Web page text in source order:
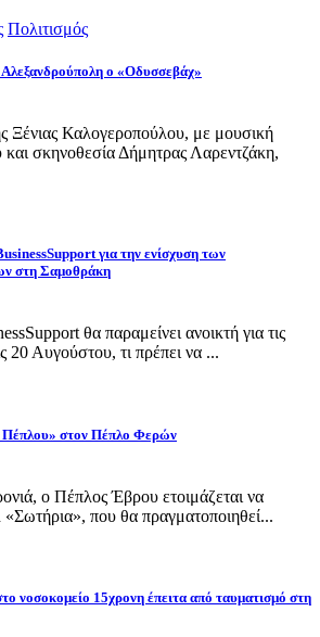
Πολιτισμός
ο «Οδυσσεβάχ»
Καλογεροπούλου, με μουσική
σκηνοθεσία Δήμητρας Λαρεντζάκη,
για την ενίσχυση των
στη Σαμοθράκη
θα παραμείνει ανοικτή για τις
20 Αυγούστου, τι πρέπει να ...
Πέπλου» στον Πέπλο Φερών
ο Πέπλος Έβρου ετοιμάζεται να
«Σωτήρια», που θα πραγματοποιηθεί...
νοσοκομείο 15χρονη έπειτα από ταυματισμό στη